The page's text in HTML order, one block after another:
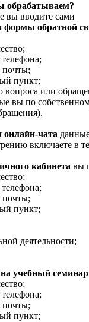
обрабатываем?
вы вводите сами
формы обратной
почты;
пункт;
вопроса или
вы по
онлайн-чата
включаете в
кабинета вы
почты;
пункт;
деятельности;
учебный семинар
почты;
пункт;